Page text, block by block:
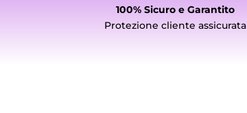
100% Sicuro e Garantito
Protezione cliente assicurata